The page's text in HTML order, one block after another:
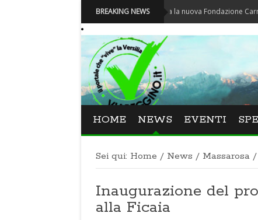
BREAKING NEWS
Carnevale - Nominata la nuova Fondazione Carnevale di
HOME NEWS EVENTI
Sei qui: Home / News / Massarosa /
Inaugurazione del
alla Ficaia